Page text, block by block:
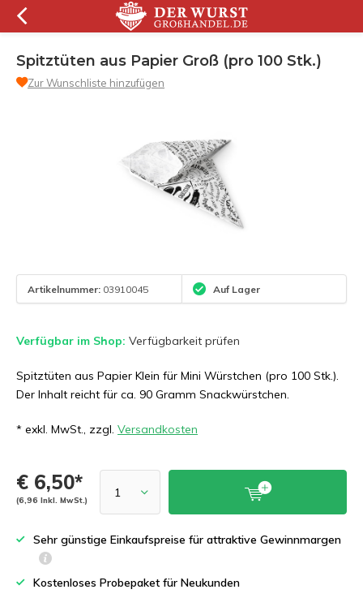
Spitztüten aus Papier Groß (pro 100 Stk.)
Zur Wunschliste hinzufügen
Artikelnummer: 03910045 Auf Lager
Verfügbar im Shop: Verfügbarkeit prüfen
Spitztüten aus Papier Klein für Mini Würstchen (pro 100 Stk.).
Der Inhalt reicht für ca. 90 Gramm Snackwürstchen.
* exkl. MwSt., zzgl. Versandkosten
€ 6,50*
(6,96 Inkl. MwSt.)
Sehr günstige Einkaufspreise für attraktive Gewinnmargen
Kostenloses Probepaket für Neukunden